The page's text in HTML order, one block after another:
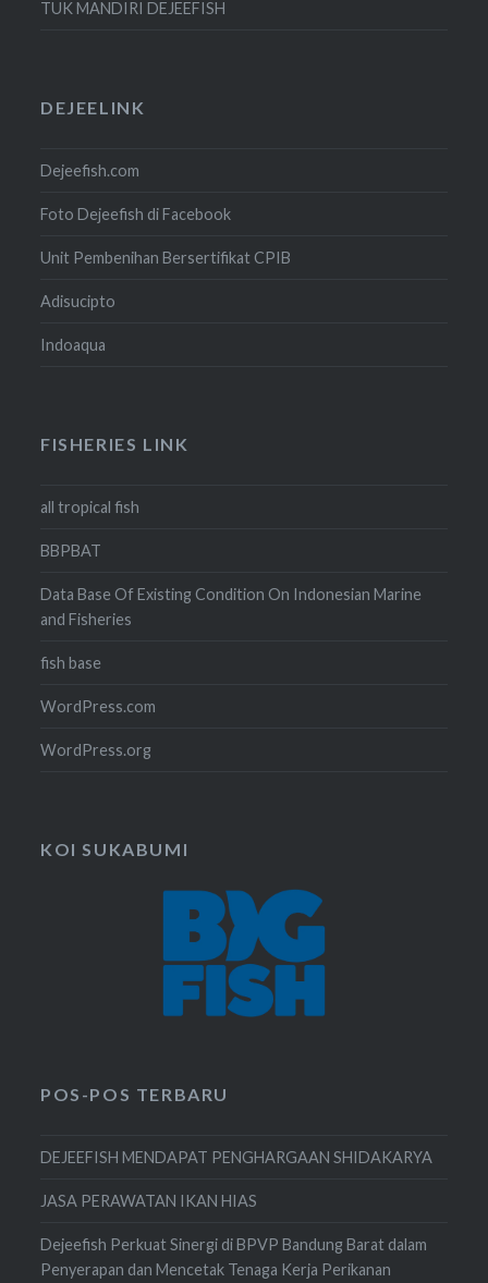
TUK MANDIRI DEJEEFISH
DEJEELINK
Dejeefish.com
Foto Dejeefish di Facebook
Unit Pembenihan Bersertifikat CPIB
Adisucipto
Indoaqua
FISHERIES LINK
all tropical fish
BBPBAT
Data Base Of Existing Condition On Indonesian Marine
and Fisheries
fish base
WordPress.com
WordPress.org
KOI SUKABUMI
POS-POS TERBARU
DEJEEFISH MENDAPAT PENGHARGAAN SHIDAKARYA
JASA PERAWATAN IKAN HIAS
Dejeefish Perkuat Sinergi di BPVP Bandung Barat dalam
Penyerapan dan Mencetak Tenaga Kerja Perikanan